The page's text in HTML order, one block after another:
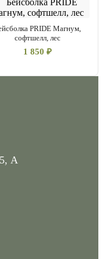
PRIDE Магнум,
софтшелл, лес
1 850 ₽
А